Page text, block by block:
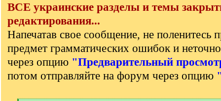
ВСЕ украинские разделы и темы
редактирования...
Напечатав свое сообщение, не поленитесь
предмет грамматических ошибок и
через опцию "Предварительный
потом отправляйте на форум через опцию